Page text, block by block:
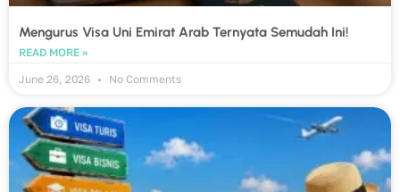
Mengurus Visa Uni Emirat Arab Ternyata Semudah Ini!
READ MORE »
June 26, 2026
No Comments